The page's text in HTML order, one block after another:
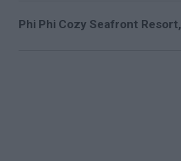
Phi Phi Cozy Seafront